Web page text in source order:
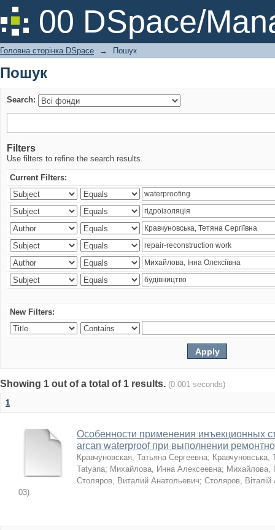
00 DSpace/
Пошук
Головна сторінка DSpace → Пошук
Пошук
Search:
Filters
Use filters to refine the search results.
Current Filters:
New Filters:
Showing 1 out of a total of 1 results. (0.001 seconds)
1
Особенности применения инъекционных
arcan waterproof при выполнении
Кравчуновская, Татьяна Сергеевна; Кравчуновська,
Tatyana; Михайлова, Инна Алексеевна; Михайлова,
Столяров, Виталий Анатольевич; Столяров, Віталій
03)